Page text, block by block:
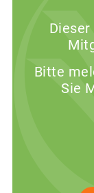
Bitte
Sie